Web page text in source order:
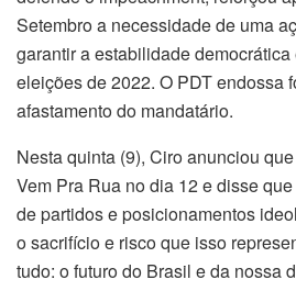
Setembro a necessidade de uma
garantir a estabilidade
eleições de 2022. O PDT endossa
afastamento do mandatário.
Nesta quinta (9), Ciro anunciou
Vem Pra Rua no dia 12 e disse
de partidos e posicionamentos
o sacrifício e risco que isso
tudo: o futuro do Brasil e da nossa